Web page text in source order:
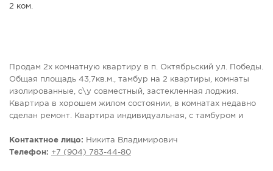
Продам 2х комнатную квартиру в п. Октябрьский ул. Победы.
Общая площадь 43,7кв.м., тамбур на 2 квартиры, комнаты
изолированные, с\у совместный, застекленная лоджия.
Квартира в хорошем жилом состоянии, в комнатах недавно
сделан ремонт. Квартира индивидуальная, с тамбуром и
автомобиля. Таких квартир в данном доме нет.
Инфраструктура в шаговой доступности: садики, школа,
Контактное лицо: Никита Владимирович
Телефон: +7 (904) 783-44-80